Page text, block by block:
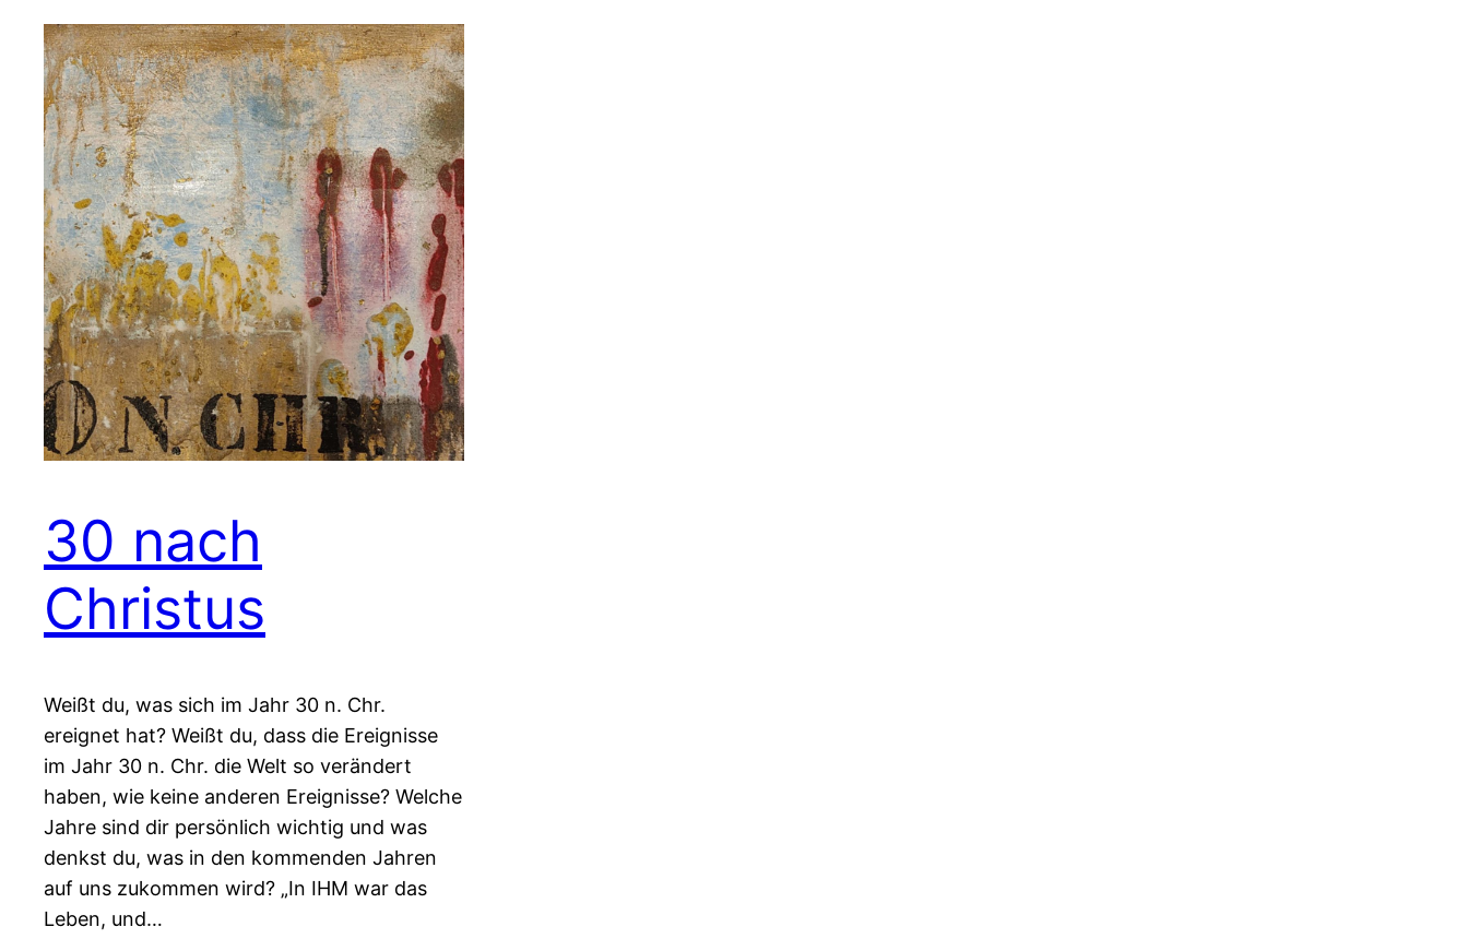
30 nach
Christus
Weißt du, was sich im Jahr 30 n. Chr.
ereignet hat? Weißt du, dass die Ereignisse
im Jahr 30 n. Chr. die Welt so verändert
haben, wie keine anderen Ereignisse? Welche
Jahre sind dir persönlich wichtig und was
denkst du, was in den kommenden Jahren
auf uns zukommen wird? „In IHM war das
Leben, und…